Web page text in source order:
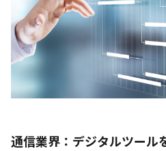
通信業界：デジタルツール